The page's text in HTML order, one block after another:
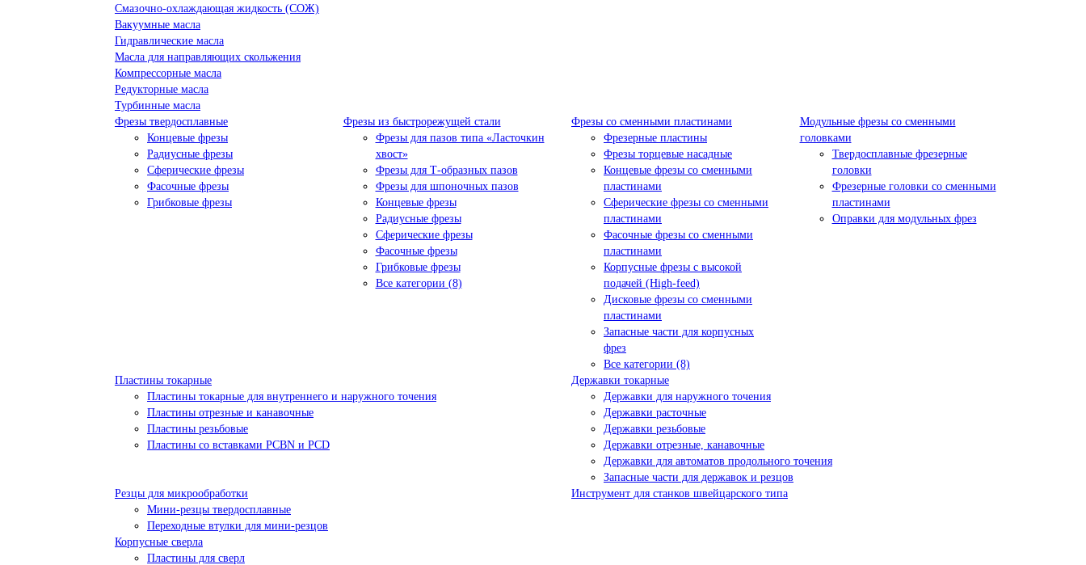
Смазочно-охлаждающая жидкость (СОЖ)
Вакуумные масла
Гидравлические масла
Масла для направляющих скольжения
Компрессорные масла
Редукторные масла
Турбинные масла
Фрезы твердосплавные
Концевые фрезы
Радиусные фрезы
Сферические фрезы
Фасочные фрезы
Грибковые фрезы
Фрезы из быстрорежущей стали
Фрезы для пазов типа «Ласточкин
хвост»
Фрезы для Т-образных пазов
Фрезы для шпоночных пазов
Концевые фрезы
Радиусные фрезы
Сферические фрезы
Фасочные фрезы
Грибковые фрезы
Все категории (8)
Фрезы со сменными пластинами
Фрезерные пластины
Фрезы торцевые насадные
Концевые фрезы со сменными
пластинами
Сферические фрезы со сменными
пластинами
Фасочные фрезы со сменными
пластинами
Корпусные фрезы с высокой
подачей (High-feed)
Дисковые фрезы со сменными
пластинами
Запасные части для корпусных
фрез
Все категории (8)
Модульные фрезы со сменными
головками
Твердосплавные фрезерные
головки
Фрезерные головки со сменными
пластинами
Оправки для модульных фрез
Пластины токарные
Пластины токарные для внутреннего и наружного точения
Пластины отрезные и канавочные
Пластины резьбовые
Пластины со вставками PCBN и PCD
Державки токарные
Державки для наружного точения
Державки расточные
Державки резьбовые
Державки отрезные, канавочные
Державки для автоматов продольного точения
Запасные части для державок и резцов
Резцы для микрообработки
Мини-резцы твердосплавные
Переходные втулки для мини-резцов
Инструмент для станков швейцарского типа
Корпусные сверла
Пластины для сверл